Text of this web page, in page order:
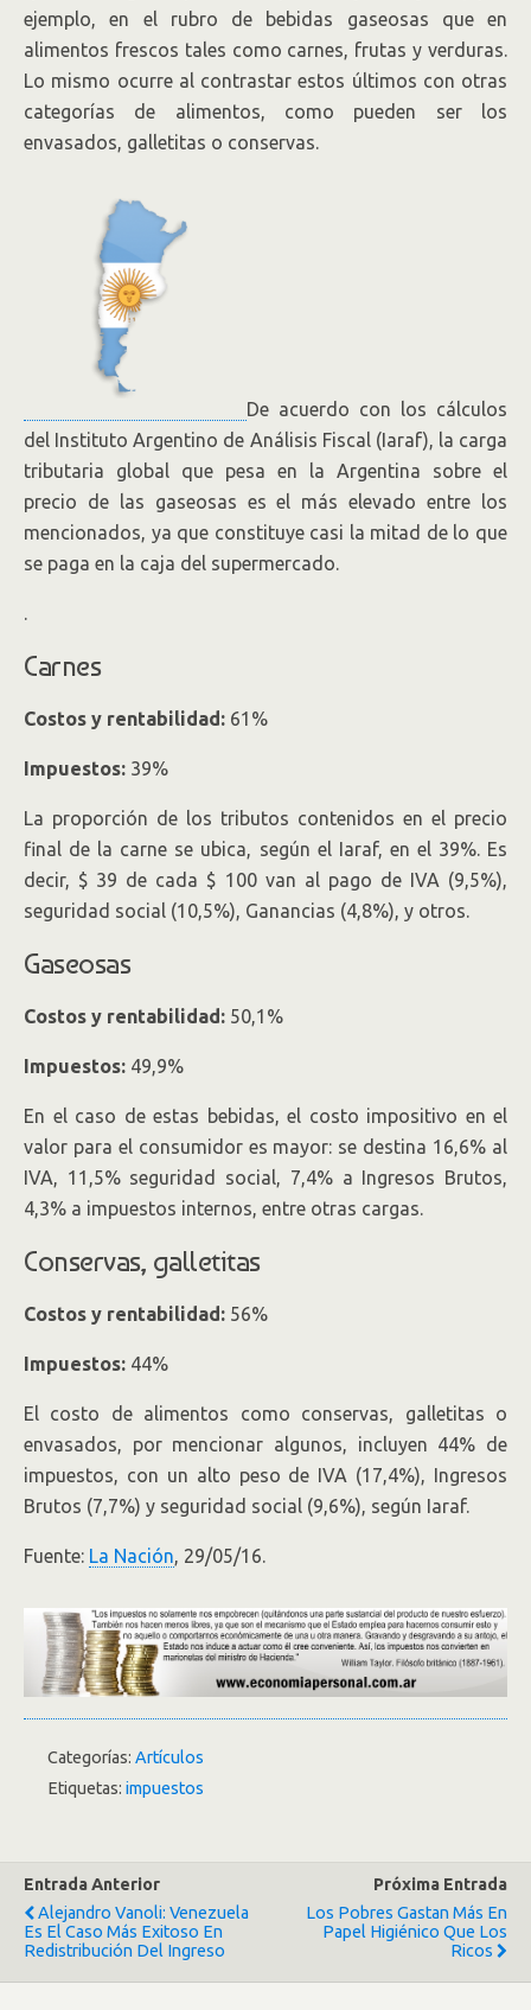
ejemplo, en el rubro de bebidas gaseosas que en
alimentos frescos tales como carnes, frutas y verduras.
Lo mismo ocurre al contrastar estos últimos con otras
categorías de alimentos, como pueden ser los
envasados, galletitas o conservas.
De acuerdo con los cálculos
del Instituto Argentino de Análisis Fiscal (Iaraf), la carga
tributaria global que pesa en la Argentina sobre el
precio de las gaseosas es el más elevado entre los
mencionados, ya que constituye casi la mitad de lo que
se paga en la caja del supermercado.
.
Carnes
Costos y rentabilidad: 61%
Impuestos: 39%
La proporción de los tributos contenidos en el precio
final de la carne se ubica, según el Iaraf, en el 39%. Es
decir, $ 39 de cada $ 100 van al pago de IVA (9,5%),
seguridad social (10,5%), Ganancias (4,8%), y otros.
Gaseosas
Costos y rentabilidad: 50,1%
Impuestos: 49,9%
En el caso de estas bebidas, el costo impositivo en el
valor para el consumidor es mayor: se destina 16,6% al
IVA, 11,5% seguridad social, 7,4% a Ingresos Brutos,
4,3% a impuestos internos, entre otras cargas.
Conservas, galletitas
Costos y rentabilidad: 56%
Impuestos: 44%
El costo de alimentos como conservas, galletitas o
envasados, por mencionar algunos, incluyen 44% de
impuestos, con un alto peso de IVA (17,4%), Ingresos
Brutos (7,7%) y seguridad social (9,6%), según Iaraf.
Fuente: La Nación, 29/05/16.
Categorías: Artículos
Etiquetas: impuestos
Entrada Anterior
Alejandro Vanoli: Venezuela
Es El Caso Más Exitoso En
Redistribución Del Ingreso
Próxima Entrada
Los Pobres Gastan Más En
Papel Higiénico Que Los
Ricos